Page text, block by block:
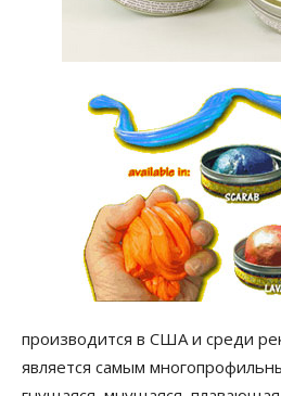
производится в США и среди
является самым